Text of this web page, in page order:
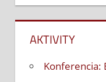
AKTIVITY
Konferencia: